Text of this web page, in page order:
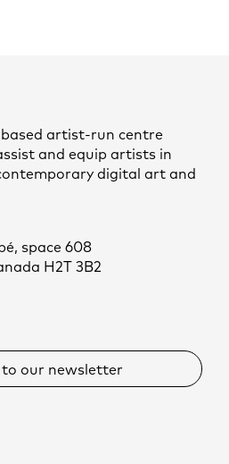
artist-run centre
and equip artists in
digital art and
space 608
H2T 3B2
to our newsletter